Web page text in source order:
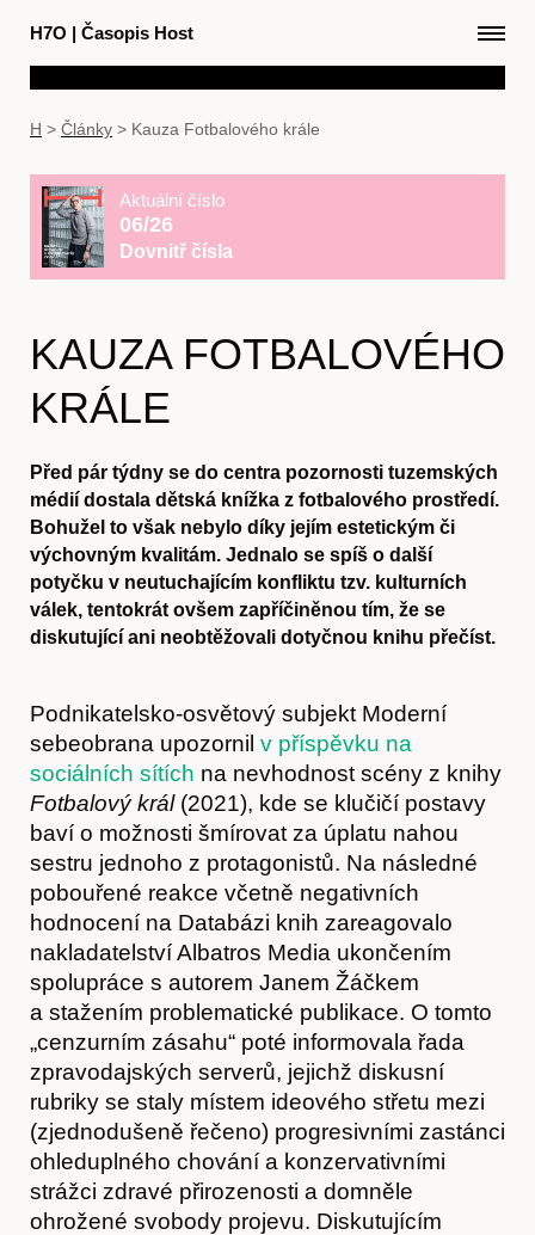
H7O | Časopis Host
H > Články > Kauza Fotbalového krále
Aktuální číslo
06/26
Dovnitř čísla
KAUZA FOTBALOVÉHO
KRÁLE
Před pár týdny se do centra pozornosti tuzemských
médií dostala dětská knížka z fotbalového prostředí.
Bohužel to však nebylo díky jejím estetickým či
výchovným kvalitám. Jednalo se spíš o další
potyčku v neutuchajícím konfliktu tzv. kulturních
válek, tentokrát ovšem zapříčiněnou tím, že se
diskutující ani neobtěžovali dotyčnou knihu přečíst.
Podnikatelsko-osvětový subjekt Moderní
sebeobrana upozornil v příspěvku na
sociálních sítích na nevhodnost scény z knihy
Fotbalový král(2021), kde se klučičí postavy
baví o možnosti šmírovat za úplatu nahou
sestru jednoho z protagonistů. Na následné
pobouřené reakce včetně negativních
hodnocení na Databázi knih zareagovalo
nakladatelství Albatros Media ukončením
spolupráce s autorem Janem Žáčkem
a stažením problematické publikace. O tomto
„cenzurním zásahu“ poté informovala řada
zpravodajských serverů, jejichž diskusní
rubriky se staly místem ideového střetu mezi
(zjednodušeně řečeno) progresivními zastánci
ohleduplného chování a konzervativními
strážci zdravé přirozenosti a domněle
ohrožené svobody projevu. Diskutujícím